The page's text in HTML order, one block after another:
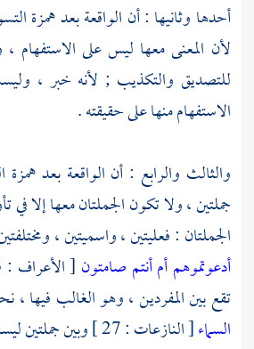
أحدها وثانيها : أن الواقعة بعد همزة
لأن المعنى معها ليس على الاستفهام
للتصديق والتكذيب ; لأنه خبر ،
الاستفهام منها على حقيقته .
والثالث والرابع : أن الواقعة بعد همزة
جملتين ، ولا تكون الجملتان معها إلا في
الجملتان : فعليتين ، واسميتين ،
أدعوتموهم أم أنتم صامتون
تقع بين المفردين ، وهو الغالب فيها ،
السماء[ النازعات : 27 ] وبين جملتين ليسا في تأويلهما .